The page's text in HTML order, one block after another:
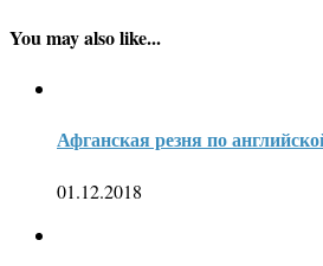
You may also like...
Афганская резня по
01.12.2018